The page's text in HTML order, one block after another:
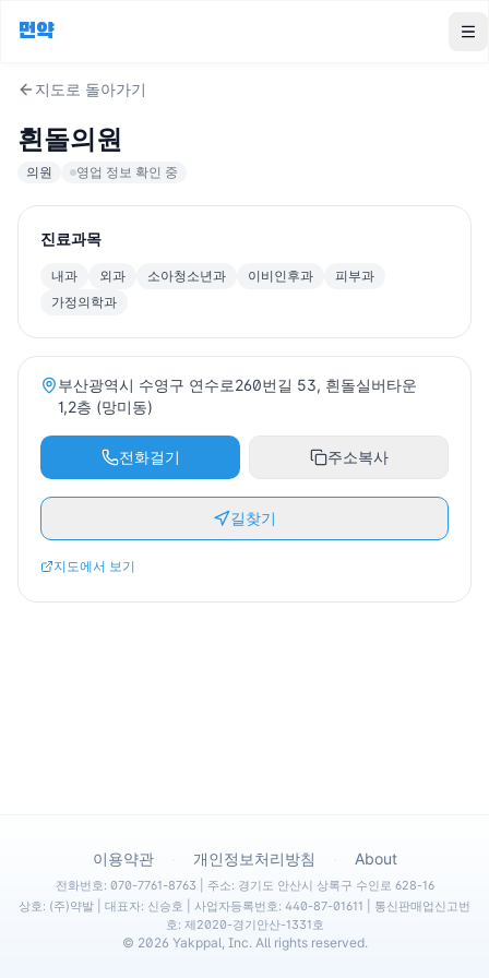
먼약
지도로 돌아가기
흰돌의원
의원 영업 정보 확인 중
진료과목
내과 외과 소아청소년과 이비인후과
피부과
가정의학과
부산광역시 수영구 연수로260번길 53, 흰돌실버타운
1,2층 (망미동)
전화걸기 주소복사
길찾기
지도에서 보기
이용약관 개인정보처리방침 About
전화번호: 070-7761-8763 | 주소: 경기도 안산시 상록구 수인로 628-16
상호: (주)약발 | 대표자: 신승호 | 사업자등록번호: 440-87-01611 | 통신판매업신고번
호: 제2020-경기안산-1331호
© 2026 Yakppal, Inc. All rights reserved.